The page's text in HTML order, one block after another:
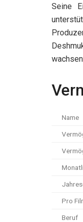
Seine
Name
Pro
Beruf